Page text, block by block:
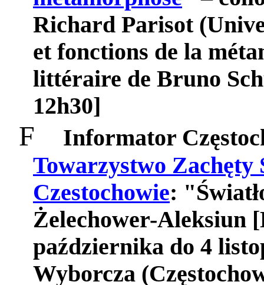
Richard Parisot
et fonctions de la
littéraire de Bruno
12h30]
F
Informator
Towarzystwo Zachęty
Czestochowie:
Żelechower-Aleksiun
października do 4
Wyborcza